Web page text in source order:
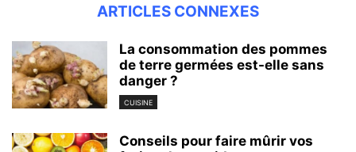
ARTICLES CONNEXES
La consommation des pommes
de terre germées est-elle sans
danger ?
CUISINE
Conseils pour faire mûrir vos